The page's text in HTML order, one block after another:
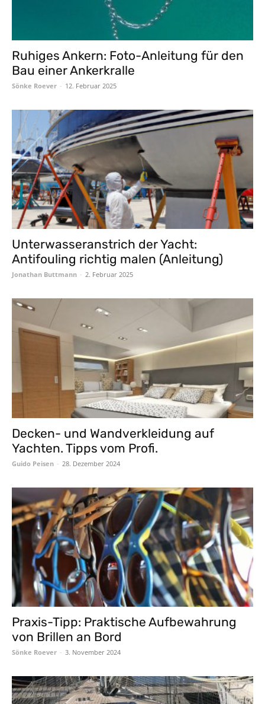
Ruhiges Ankern: Foto-Anleitung für den
Bau einer Ankerkralle
Sönke Roever - 12. Februar 2025
Unterwasseranstrich der Yacht:
Antifouling richtig malen (Anleitung)
Jonathan Buttmann - 2. Februar 2025
Decken- und Wandverkleidung auf
Yachten. Tipps vom Profi.
Guido Peisen - 28. Dezember 2024
Praxis-Tipp: Praktische Aufbewahrung
von Brillen an Bord
Sönke Roever - 3. November 2024